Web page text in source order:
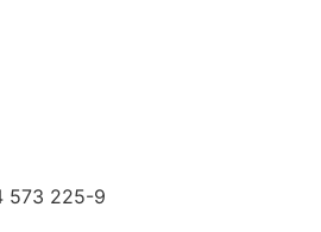
573 225-9